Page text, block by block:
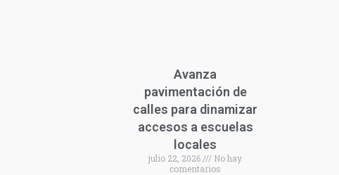
Avanza
pavimentación de
calles para dinamizar
accesos a escuelas
locales
julio 22, 2026
No hay
comentarios